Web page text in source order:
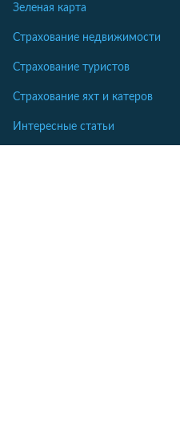
Зеленая карта
Страхование недвижимости
Страхование туристов
Страхование яхт и катеров
Интересные статьи